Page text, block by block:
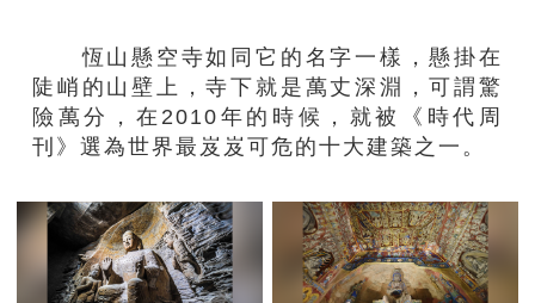
恆山懸空寺如同它的名字一樣，懸掛在
陡峭的山壁上，寺下就是萬丈深淵，可謂驚
險萬分，在2010年的時候，就被《時代周
刊》選為世界最岌岌可危的十大建築之一。